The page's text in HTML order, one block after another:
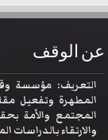
عن الوقف
التعريف: مؤسسة
المطهرة وتفعيل
المجتمع والأمة
والارتقاء بالدراسات